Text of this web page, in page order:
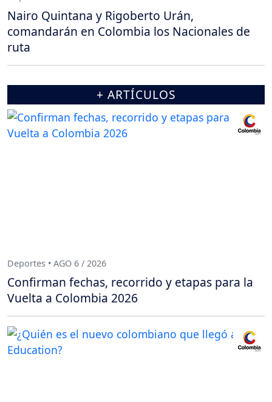
Nairo Quintana y Rigoberto Urán,
comandarán en Colombia los Nacionales de
ruta
+ ARTÍCULOS
Deportes • AGO 6 / 2026
Confirman fechas, recorrido y etapas para la
Vuelta a Colombia 2026